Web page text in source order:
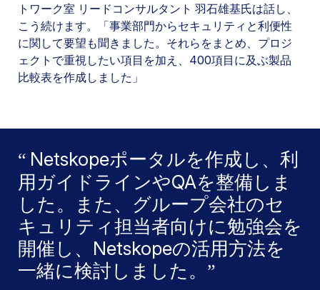
トワーク室 リードコンサルタント 羽石雄基氏は話し、
こう続けます。「事業部門からセキュリティと利便性
に関して要望も聞きました。それらをまとめ、プロジ
ェクトで重視したい項目を加え、400項目に及ぶ製品
比較表を作成しました」
Netskopeポータルを作成し、利
用ガイドラインやQAを整備しま
した。また、グループ会社のセ
キュリティ担当者向けに勉強会を
開催し、Netskopeの活用方法を
一緒に検討しました。